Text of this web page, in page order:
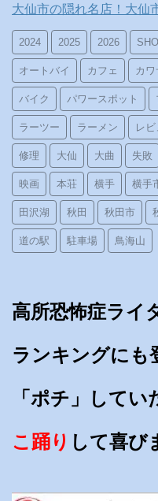
大仙市の隠れ名店！大仙
2024 2025 2026
オートバイ カフェ カ
バイク パワースポット
ラーツー ラーメン レ
修理 大仙 大曲 失敗
映画 本荘 横手 横手
田沢湖 秋田 秋田市
道の駅 駐車場 鳥海山
高所恐怖症ライ
ランキングにも
「ポチ」してい
こ踊り して喜び